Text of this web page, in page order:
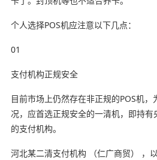
个人选择POS机应注意以下几点：
01
支付机构正规安全
目前市场上仍然存在非正规的POS机
况，应首选正规安全的一清机，即持
的支付机构。
河北某二清支付机构 （仁广商贸） ，